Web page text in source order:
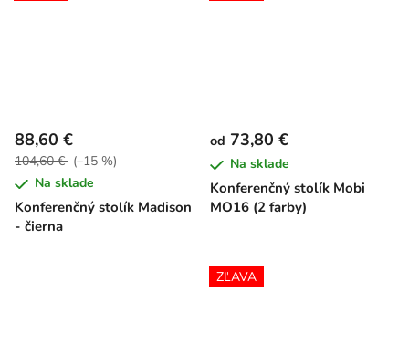
Konferenčný stolík Madison
- čierna
88,60 €
104,60 € (–15 %)
Na sklade
Konferenčný stolík Mobi
MO16 (2 farby)
od 73,80 €
Na sklade
ZĽAVA